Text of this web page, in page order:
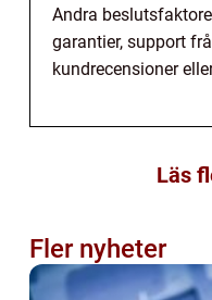
Andra
garantier, support
kundrecensioner
Läs
Fler nyheter